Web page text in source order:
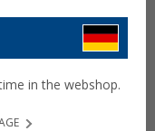
in the webshop.